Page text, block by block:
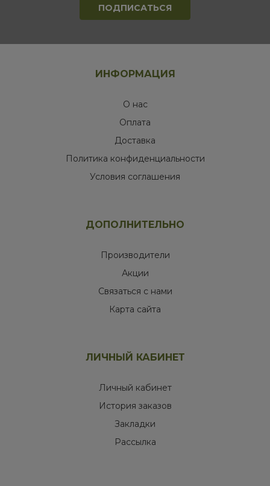
ИНФОРМАЦИЯ
О нас
Оплата
Доставка
Политика конфиденциальности
Условия соглашения
ДОПОЛНИТЕЛЬНО
Производители
Акции
Связаться с нами
Карта сайта
ЛИЧНЫЙ КАБИНЕТ
Личный кабинет
История заказов
Закладки
Рассылка